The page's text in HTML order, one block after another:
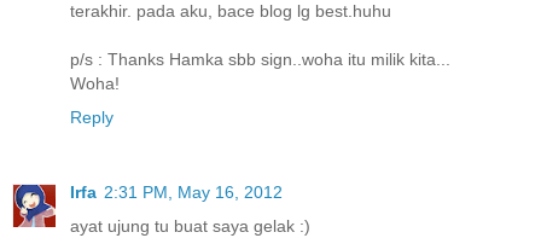
terakhir. pada aku, bace blog lg best.huhu
p/s : Thanks Hamka sbb sign..woha itu milik kita...
Woha!
Reply
Irfa 2:31 PM, May 16, 2012
ayat ujung tu buat saya gelak :)